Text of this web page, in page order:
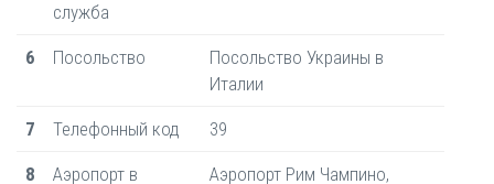
служба
6 Посольство
Посольство Украины в
Италии
7 Телефонный код 39
8
Аэропорт в
Аэропорт Рим Чампино,